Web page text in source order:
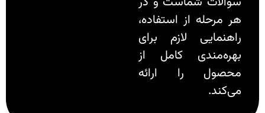
هر مرحله از استفاده،
راهنمایی لازم برای
بهره‌مندی کامل از
محصول را ارائه
می‌کند.